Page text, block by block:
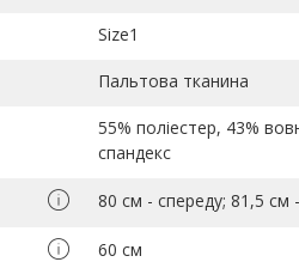
Size1
Пальтова тканина
55% поліестер, 43%
спандекс
80 см - спереду; 81,5 см
60 см